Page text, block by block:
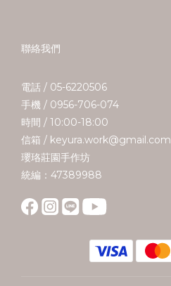
聯絡我們
電話 / 05-6220506
手機 / 0956-706-074
時間 / 10:00-18:00
信箱 / keyura.work@gmail.com
瓔珞莊園手作坊
統編：47389988